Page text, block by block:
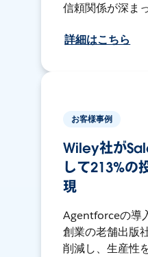
信頼関係が深ま
詳細はこちら
お客様事例
Wiley社が
して213%の
現
Agentforceの導
創業の老舗出版
削減し、生産性